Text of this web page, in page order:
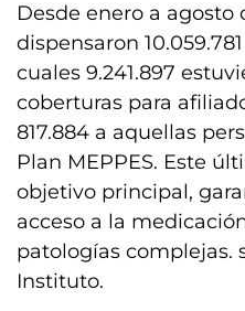
Desde enero a agosto
dispensaron
cuales 9.241.897
coberturas para
817.884 a aquellas
Plan MEPPES. Este
objetivo principal,
acceso a la
patologías complejas.
Instituto.